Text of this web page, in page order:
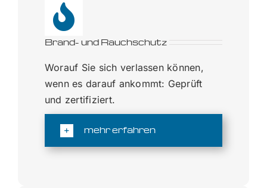
Brand- und Rauchschutz
Worauf Sie sich verlassen können,
wenn es darauf ankommt: Geprüft
und zertifiziert.
mehr erfahren